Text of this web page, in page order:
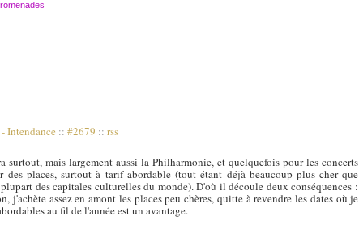
-Intendance :: #2679 :: rss
surtout, mais largement aussi la Philharmonie, et quelquefois pour les concerts
places, surtout à tarif abordable (tout étant déjà beaucoup plus cher que
des capitales culturelles du monde). D'où il découle deux conséquences :
assez en amont les places peu chères, quitte à revendre les dates où je
au fil de l'année est un avantage.